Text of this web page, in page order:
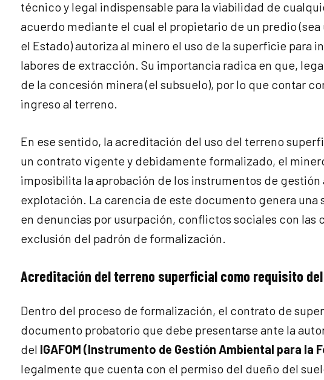
técnico y legal indispensable para la viabilidad de
acuerdo mediante el cual el propietario de un predio
el Estado) autoriza al minero el uso de la superficie para
labores de extracción. Su importancia radica en que,
de la concesión minera (el subsuelo), por lo que contar
ingreso al terreno.
En ese sentido, la acreditación del uso del terreno
un contrato vigente y debidamente formalizado, el
imposibilita la aprobación de los instrumentos de
explotación. La carencia de este documento genera
en denuncias por usurpación, conflictos sociales con
exclusión del padrón de formalización.
Acreditación del terreno superficial como requisito del
Dentro del proceso de formalización, el contrato de
documento probatorio que debe presentarse ante la
del IGAFOM (Instrumento de Gestión Ambiental para la
legalmente que cuenta con el permiso del dueño del